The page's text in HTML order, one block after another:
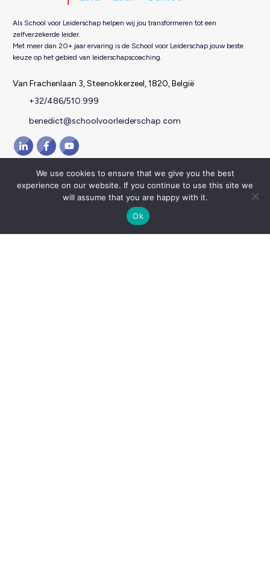
Als School voor Leiderschap helpen wij jou transformeren tot een
zelfverzekerde leider.
Met meer dan 20+ jaar ervaring is de School voor Leiderschap jouw beste
keuze op het gebied van leiderschapscoaching.
Van Frachenlaan 3, Steenokkerzeel, 1820, België
+32/486/510.999
benedict@schoolvoorleiderschap.com
Algemene voorwaarden |Privacy verklaring en
cookie statement
School voor leiderschap
We use cookies to ensure that we give you the best
experience on our website. If you continue to use this site we
will assume that you are happy with it.
Ok